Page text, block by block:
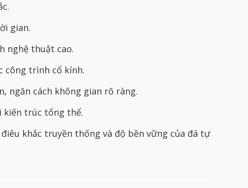
gian.
nghệ thuật cao.
công trình cổ kính.
ngăn cách không gian rõ ràng.
kiến trúc tổng thể.
khắc truyền thống và độ bền vững của đá tự